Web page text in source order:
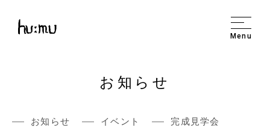
Menu
お知らせ
お知らせ イベント
完成見学会